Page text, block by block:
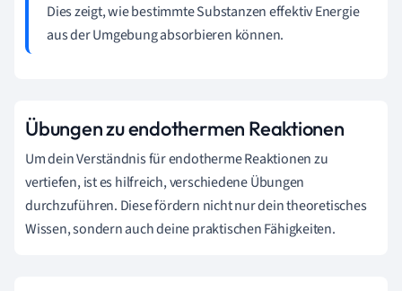
Dies zeigt, wie bestimmte Substanzen effektiv Energie
aus der Umgebung absorbieren können.
Übungen zu endothermen Reaktionen
Um dein Verständnis für endotherme Reaktionen zu
vertiefen, ist es hilfreich, verschiedene Übungen
durchzuführen. Diese fördern nicht nur dein theoretisches
Wissen, sondern auch deine praktischen Fähigkeiten.